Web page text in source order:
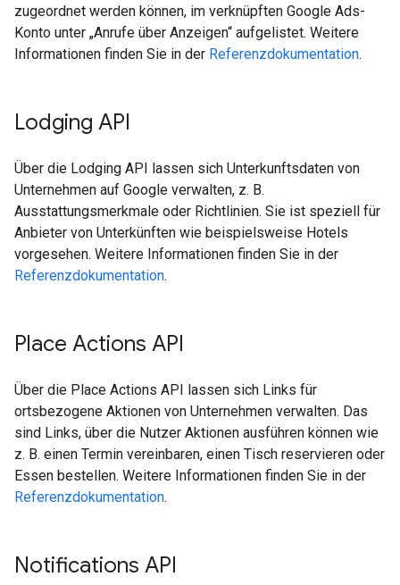
zugeordnet werden können, im verknüpften Google Ads-
Konto unter „Anrufe über Anzeigen“ aufgelistet. Weitere
Informationen finden Sie in der Referenzdokumentation.
Lodging API
Über die Lodging API lassen sich Unterkunftsdaten von
Unternehmen auf Google verwalten, z. B.
Ausstattungsmerkmale oder Richtlinien. Sie ist speziell für
Anbieter von Unterkünften wie beispielsweise Hotels
vorgesehen. Weitere Informationen finden Sie in der
Referenzdokumentation.
Place Actions API
Über die Place Actions API lassen sich Links für
ortsbezogene Aktionen von Unternehmen verwalten. Das
sind Links, über die Nutzer Aktionen ausführen können wie
z. B. einen Termin vereinbaren, einen Tisch reservieren oder
Essen bestellen. Weitere Informationen finden Sie in der
Referenzdokumentation.
Notifications API